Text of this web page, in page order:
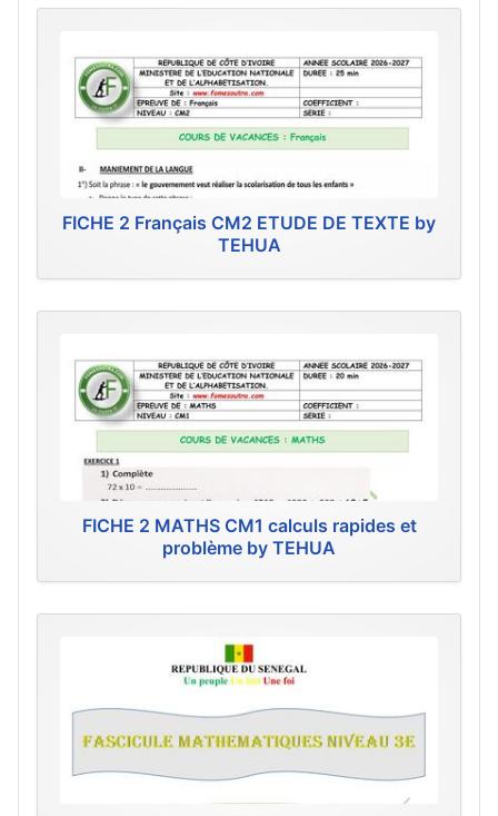
FICHE 2 Français CM2 ETUDE DE TEXTE by
TEHUA
FICHE 2 MATHS CM1 calculs rapides et
problème by TEHUA